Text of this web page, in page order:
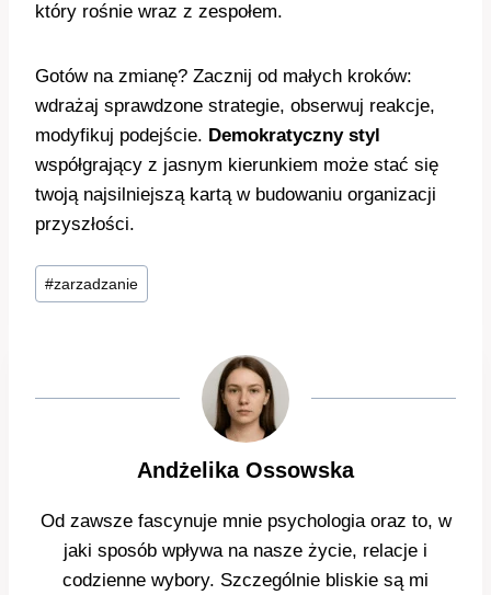
który rośnie wraz z zespołem.
Gotów na zmianę? Zacznij od małych kroków:
wdrażaj sprawdzone strategie, obserwuj reakcje,
modyfikuj podejście. Demokratyczny styl
współgrający z jasnym kierunkiem może stać się
twoją najsilniejszą kartą w budowaniu organizacji
przyszłości.
Tagi
wpisu:
#zarzadzanie
Andżelika Ossowska
Od zawsze fascynuje mnie psychologia oraz to, w
jaki sposób wpływa na nasze życie, relacje i
codzienne wybory. Szczególnie bliskie są mi